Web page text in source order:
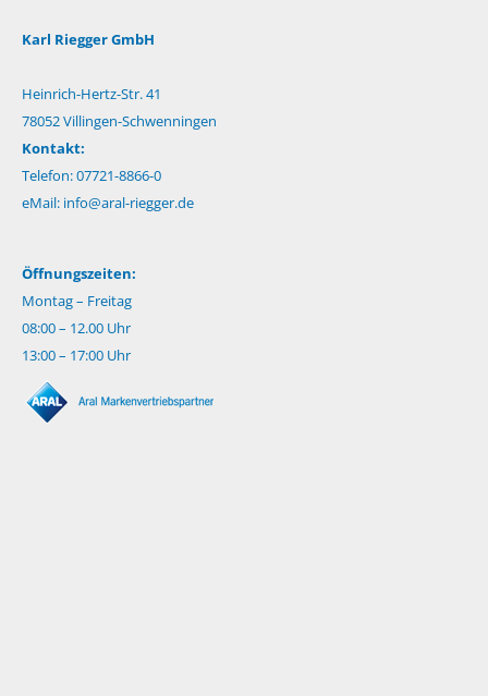
Karl Riegger GmbH
Heinrich-Hertz-Str. 41
78052 Villingen-Schwenningen
Kontakt:
Telefon: 07721-8866-0
eMail: info@aral-riegger.de
Öffnungszeiten:
Montag – Freitag
08:00 – 12.00 Uhr
13:00 – 17:00 Uhr